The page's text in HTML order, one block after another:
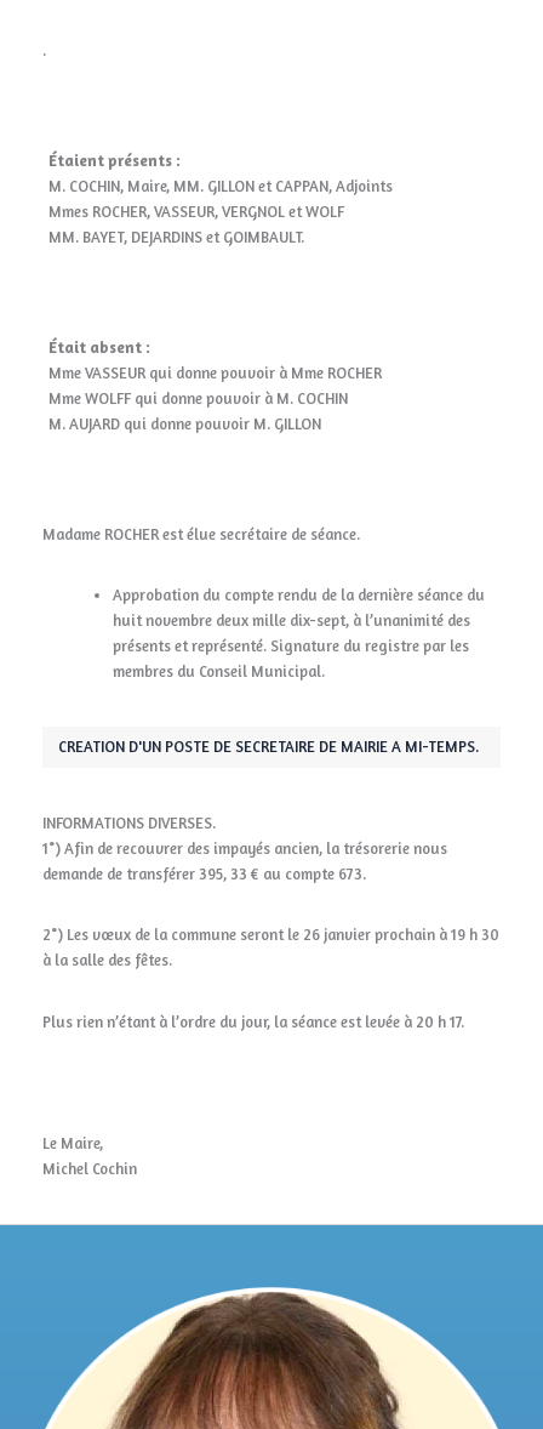
.
Étaient présents :
M. COCHIN, Maire, MM. GILLON et CAPPAN, Adjoints
Mmes ROCHER, VASSEUR, VERGNOL et WOLF
MM. BAYET, DEJARDINS et GOIMBAULT.
Était absent :
Mme VASSEUR qui donne pouvoir à Mme ROCHER
Mme WOLFF qui donne pouvoir à M. COCHIN
M. AUJARD qui donne pouvoir M. GILLON
Madame ROCHER est élue secrétaire de séance.
Approbation du compte rendu de la dernière séance du
huit novembre deux mille dix-sept, à l’unanimité des
présents et représenté. Signature du registre par les
membres du Conseil Municipal.
CREATION D'UN POSTE DE SECRETAIRE DE MAIRIE A MI-TEMPS.
INFORMATIONS DIVERSES.
1°) Afin de recouvrer des impayés ancien, la trésorerie nous
demande de transférer 395, 33 € au compte 673.
2°) Les vœux de la commune seront le 26 janvier prochain à 19 h 30
à la salle des fêtes.
Plus rien n’étant à l’ordre du jour, la séance est levée à 20 h 17.
Le Maire,
Michel Cochin